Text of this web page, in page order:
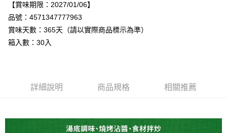
AFTEE先享後付
相關說明
【關於「AFTEE先享後付」】
AFTEE先享後付是「在收到商品之後才付款」的支付方式。 讓您購物簡單
便利好安心！
【「AFTEE先享後付」結帳流程】
２．訂單成立數日內，您將收到繳費通知簡訊。
３．收到繳費通知簡訊後14天內，點擊此簡訊中的連結，可透過四大超商／
運送方式
【賞味期限：2027/01/06】
品號：4571347777963
賞味天數：365天（請以實際商品標示為準）
箱入數：30入
詳細說明 商品規格 相關推薦